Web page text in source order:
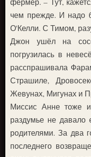
чем прежде. И надо
О'Келли. С Тимом,
Джон ушёл на
погрузилась в
расспрашивала
Страшиле,
Жевунах, Мигунах и
Миссис Анне тоже
раздумье не давало
родителями. За два
последнего